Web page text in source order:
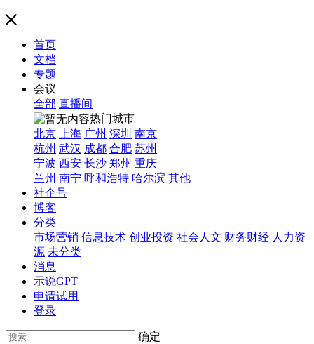
首页
文档
专题
会议
全部 直播间
热门城市
北京
上海 广州 深圳 南京
杭州 武汉 成都 合肥 苏州
宁波 西安 长沙 郑州 重庆
兰州 南宁 呼和浩特 哈尔滨 其他
社企号
博客
分类
市场营销 信息技术 创业投资 社会人文 财务财经 人力资
源 未分类
消息
示说GPT
申请试用
登录
确定